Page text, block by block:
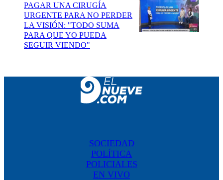
PAGAR UNA CIRUGÍA
URGENTE PARA NO PERDER
LA VISIÓN: "TODO SUMA
PARA QUE YO PUEDA
SEGUIR VIENDO"
SOCIEDAD
POLÍTICA
POLICIALES
EN VIVO